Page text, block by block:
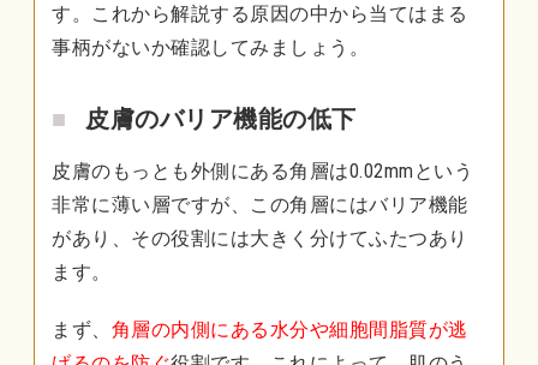
す。これから解説する原因の中から当てはまる
事柄がないか確認してみましょう。
皮膚のバリア機能の低下
皮膚のもっとも外側にある角層は0.02mmという
非常に薄い層ですが、この角層にはバリア機能
があり、その役割には大きく分けてふたつあり
ます。
まず、 角層の内側にある水分や細胞間脂質が逃